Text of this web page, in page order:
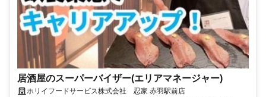
居酒屋のスーパーバイザー(エリアマネージャー)
ホリイフードサービス株式会社 忍家 赤羽駅前店